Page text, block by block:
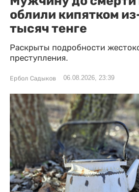
облили кипятком
тысяч тенге
Раскрыты подробности
преступления.
Ербол Садыков 06.08.2026, 23:39